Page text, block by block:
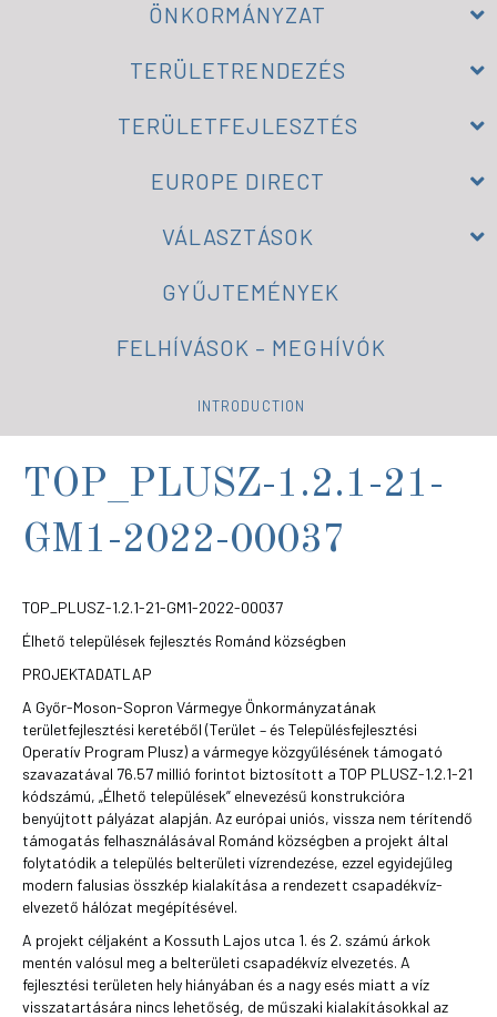
ÖNKORMÁNYZAT
TERÜLETRENDEZÉS
TERÜLETFEJLESZTÉS
EUROPE DIRECT
VÁLASZTÁSOK
GYŰJTEMÉNYEK
FELHÍVÁSOK – MEGHÍVÓK
INTRODUCTION
TOP_PLUSZ-1.2.1-21-
GM1-2022-00037
TOP_PLUSZ-1.2.1-21-GM1-2022-00037
Élhető települések fejlesztés Románd községben
PROJEKTADATLAP
A Győr-Moson-Sopron Vármegye Önkormányzatának
területfejlesztési keretéből (Terület – és Településfejlesztési
Operatív Program Plusz) a vármegye közgyűlésének támogató
szavazatával 76.57 millió forintot biztosított a TOP PLUSZ-1.2.1-21
kódszámú, „Élhető települések” elnevezésű konstrukcióra
benyújtott pályázat alapján. Az európai uniós, vissza nem térítendő
támogatás felhasználásával Románd községben a projekt által
folytatódik a település belterületi vízrendezése, ezzel egyidejűleg
modern falusias összkép kialakítása a rendezett csapadékvíz-
elvezető hálózat megépítésével.
A projekt céljaként a Kossuth Lajos utca 1. és 2. számú árkok
mentén valósul meg a belterületi csapadékvíz elvezetés. A
fejlesztési területen hely hiányában és a nagy esés miatt a víz
visszatartására nincs lehetőség, de műszaki kialakításokkal az